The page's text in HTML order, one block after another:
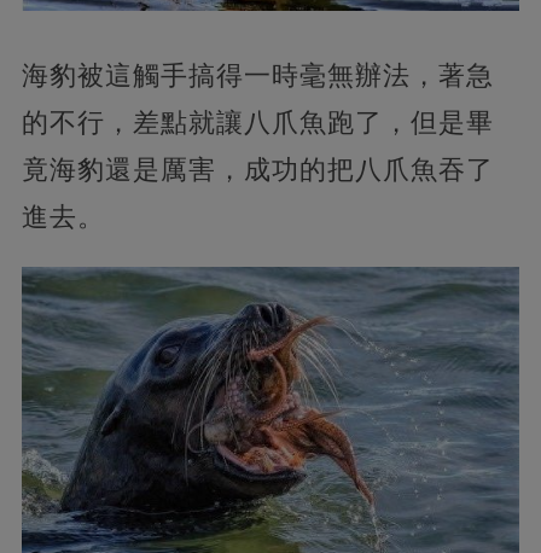
海豹被這觸手搞得一時毫無辦法，著急
的不行，差點就讓八爪魚跑了，但是畢
竟海豹還是厲害，成功的把八爪魚吞了
進去。